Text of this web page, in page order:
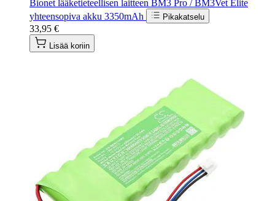
Bionet lääketieteellisen laitteen BM3 Pro / BM3Vet Elite
yhteensopiva akku 3350mAh
Pikakatselu
33,95 €
Lisää koriin